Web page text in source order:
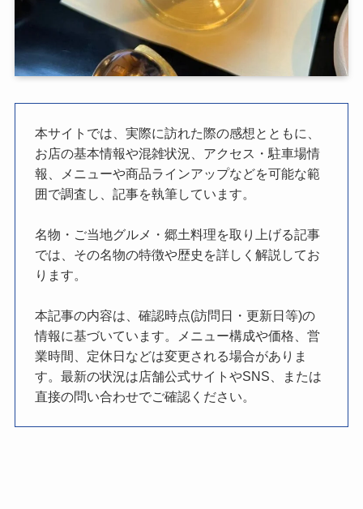
本サイトでは、実際に訪れた際の感想とともに、
お店の基本情報や混雑状況、アクセス・駐車場情
報、メニューや商品ラインアップなどを可能な範
囲で調査し、記事を執筆しています。
名物・ご当地グルメ・郷土料理を取り上げる記事
では、その名物の特徴や歴史を詳しく解説してお
ります。
本記事の内容は、確認時点(訪問日・更新日等)の
情報に基づいています。メニュー構成や価格、営
業時間、定休日などは変更される場合がありま
す。最新の状況は店舗公式サイトやSNS、または
直接の問い合わせでご確認ください。